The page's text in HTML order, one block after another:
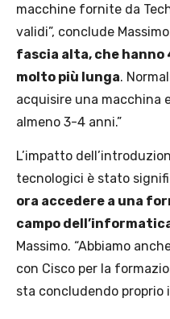
macchine fornite da
validi”, conclude
fascia alta, che hanno
molto più lunga.
acquisire una macchina
almeno 3-4 anni.”
L’impatto
tecnologici è stato
ora accedere a una
campo
Massimo. “Abbiamo
con Cisco per la
sta concludendo proprio